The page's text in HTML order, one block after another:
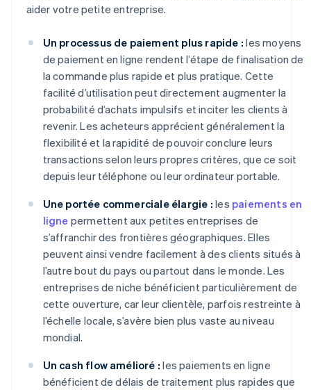
aider votre petite entreprise.
Un processus de paiement plus rapide : les moyens
de paiement en ligne rendent l’étape de finalisation de
la commande plus rapide et plus pratique. Cette
facilité d’utilisation peut directement augmenter la
probabilité d’achats impulsifs et inciter les clients à
revenir. Les acheteurs apprécient généralement la
flexibilité et la rapidité de pouvoir conclure leurs
transactions selon leurs propres critères, que ce soit
depuis leur téléphone ou leur ordinateur portable.
Une portée commerciale élargie : les paiements en
ligne permettent aux petites entreprises de
s’affranchir des frontières géographiques. Elles
peuvent ainsi vendre facilement à des clients situés à
l’autre bout du pays ou partout dans le monde. Les
entreprises de niche bénéficient particulièrement de
cette ouverture, car leur clientèle, parfois restreinte à
l’échelle locale, s’avère bien plus vaste au niveau
mondial.
Un cash flow amélioré : les paiements en ligne
bénéficient de délais de traitement plus rapides que